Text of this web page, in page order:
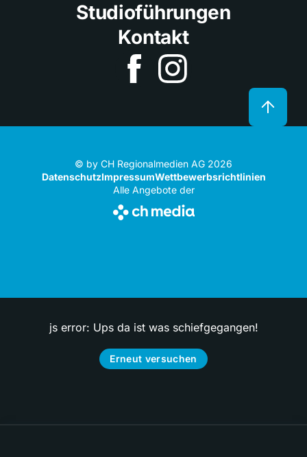
Studioführungen
Kontakt
© by CH Regionalmedien AG 2026
DatenschutzImpressumWettbewerbsrichtlinien
Alle Angebote der
js error: Ups da ist was schiefgegangen!
Erneut versuchen